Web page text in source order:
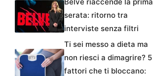
serata: ritorno tra
interviste senza filtri
Ti sei messo a dieta ma
non riesci a dimagrire? 5
fattori che ti bloccano: